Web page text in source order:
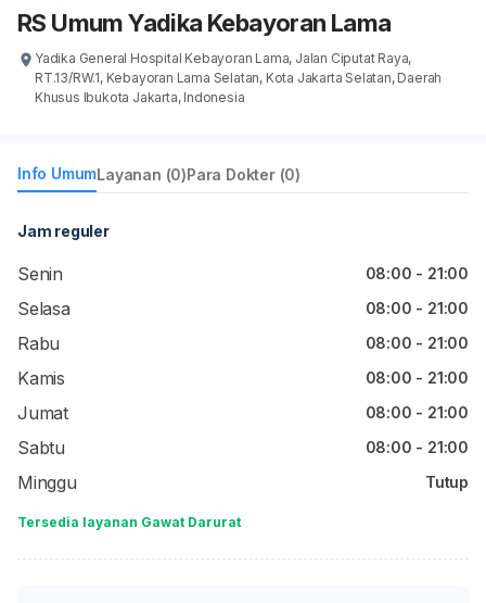
RS Umum Yadika Kebayoran Lama
Yadika General Hospital Kebayoran Lama, Jalan Ciputat Raya,
RT.13/RW.1, Kebayoran Lama Selatan, Kota Jakarta Selatan, Daerah
Khusus Ibukota Jakarta, Indonesia
Info UmumLayanan (0)Para Dokter (0)
Jam reguler
Senin 08:00 - 21:00
Selasa 08:00 - 21:00
Rabu 08:00 - 21:00
Kamis 08:00 - 21:00
Jumat 08:00 - 21:00
Sabtu 08:00 - 21:00
Minggu Tutup
Tersedia layanan Gawat Darurat